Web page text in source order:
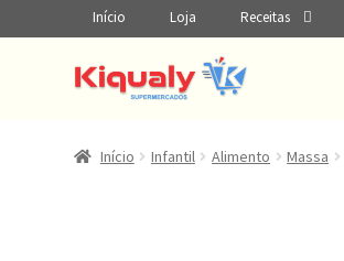
Início Loja Receitas
Início Infantil Alimento Massa